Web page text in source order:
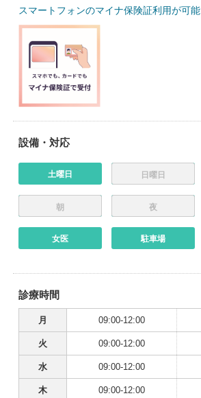
スマートフォンのマイナ保険証利用が可能
設備・対応
土曜日 日曜日
朝 夜
女医 駐車場
診療時間
月 09:00-12:00
火 09:00-12:00
水 09:00-12:00
木 09:00-12:00